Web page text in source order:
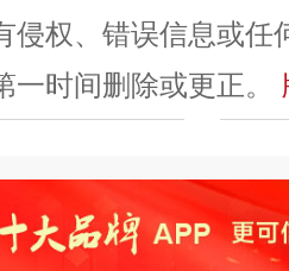
侵权、错误信息或任
时间删除或更正。
知识产权归本站所
用。本站不生产产